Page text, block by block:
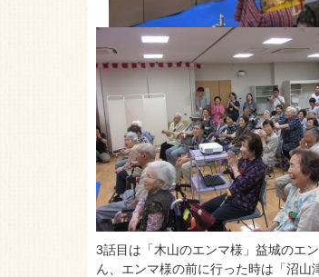
3話目は「木山のエンマ様」益城のエ
ん、エンマ様の前に行った時は「沼